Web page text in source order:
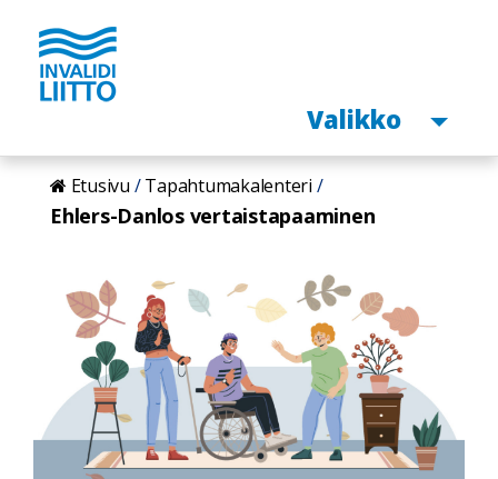
Hyppää
pääsisältöön
Avaa
Valikko
Etusivu Tapahtumakalenteri
Ehlers-Danlos vertaistapaaminen